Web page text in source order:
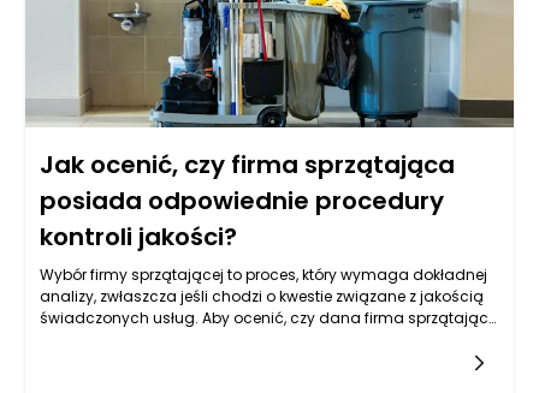
Jak ocenić, czy firma sprzątająca
posiada odpowiednie procedury
kontroli jakości?
Wybór firmy sprzątającej to proces, który wymaga dokładnej
analizy, zwłaszcza jeśli chodzi o kwestie związane z jakością
świadczonych usług. Aby ocenić, czy dana firma sprzątająca